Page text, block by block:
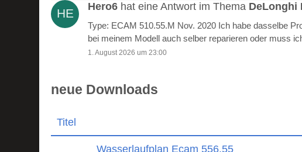
Hero6 hat eine Antwort im Thema DeLonghi
Type: ECAM 510.55.M Nov. 2020 Ich habe dasselbe
bei meinem Modell auch selber reparieren oder muss
1. August 2026 um 23:00
neue Downloads
Titel
Wasserlaufplan Ecam 556.55